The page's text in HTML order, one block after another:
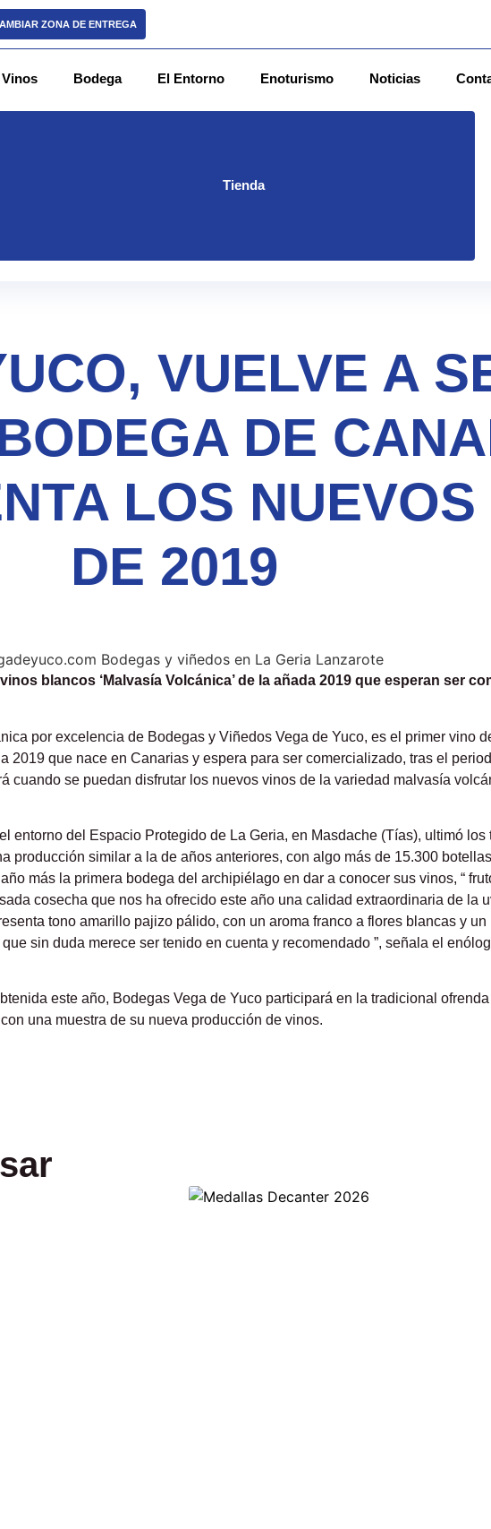
ZONA DE ENTREGA
Vinos Bodega El Entorno Enoturismo Noticias
Tienda
VUELVE A
DE
LOS NUEVOS
DE 2019
blancos ‘Malvasía Volcánica’ de la añada 2019 que esperan ser
por excelencia de Bodegas y Viñedos Vega de Yuco, es el primer vino
2019 que nace en Canarias y espera para ser comercializado, tras el
cuando se puedan disfrutar los nuevos vinos de la variedad malvasía
entorno del Espacio Protegido de La Geria, en Masdache (Tías), ultimó los
producción similar a la de años anteriores, con algo más de 15.300
más la primera bodega del archipiélago en dar a conocer sus vinos, “
cosecha que nos ha ofrecido este año una calidad extraordinaria de la
tono amarillo pajizo pálido, con un aroma franco a flores blancas y un
sin duda merece ser tenido en cuenta y recomendado ”, señala el
este año, Bodegas Vega de Yuco participará en la tradicional
una muestra de su nueva producción de vinos.